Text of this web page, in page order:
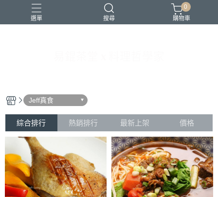
選單 搜尋
0
購物車
Jeff真食
綜合排行 熱銷排行 最新上架 價格